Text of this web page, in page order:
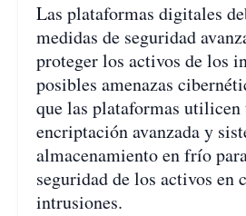
Las plataformas digitales
medidas de seguridad
proteger los activos de los
posibles amenazas
que las plataformas
encriptación avanzada y
almacenamiento en frío
seguridad de los activos en
intrusiones.